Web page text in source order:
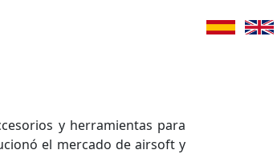
y herramientas para
el mercado de airsoft y